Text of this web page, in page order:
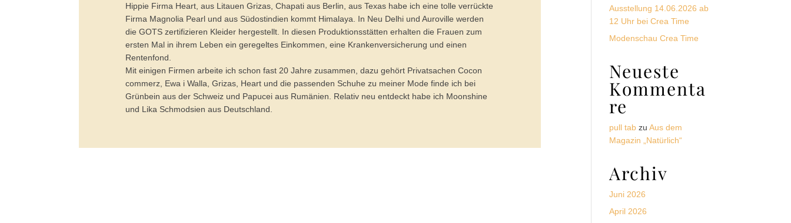
Hippie Firma Heart, aus Litauen Grizas, Chapati aus Berlin, aus Texas habe ich eine tolle verrückte
Firma Magnolia Pearl und aus Südostindien kommt Himalaya. In Neu Delhi und Auroville werden
die GOTS zertifizieren Kleider hergestellt. In diesen Produktionsstätten erhalten die Frauen zum
ersten Mal in ihrem Leben ein geregeltes Einkommen, eine Krankenversicherung und einen
Rentenfond.
Mit einigen Firmen arbeite ich schon fast 20 Jahre zusammen, dazu gehört Privatsachen Cocon
commerz, Ewa i Walla, Grizas, Heart und die passenden Schuhe zu meiner Mode finde ich bei
Grünbein aus der Schweiz und Papucei aus Rumänien. Relativ neu entdeckt habe ich Moonshine
und Lika Schmodsien aus Deutschland.
Ausstellung 14.06.2026 ab
12 Uhr bei Crea Time
Modenschau Crea Time
Neueste
Kommenta
re
pull tab zuAus dem
Magazin „Natürlich“
Archiv
Juni 2026
April 2026